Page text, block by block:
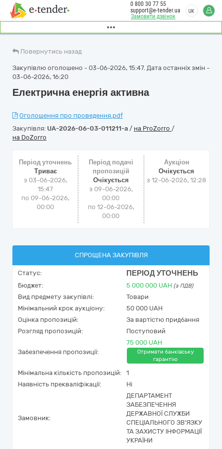
Замовити дзвінок
0 800 30 77 55
support@e-tender.ua
UK
Повернутись назад
Закупівлю оголошено - 03-06-2026, 15:47. Дата останніх змін -
03-06-2026, 16:20
Електрична енергія активна
Оголошення про проведення.pdf
Закупівля: UA-2026-06-03-011211-a / на ProZorro /
на DoZorro
Період уточнень
Триває
з 03-06-2026,
15:47
по 09-06-2026,
00:00
Період подачі
пропозицій
Очікується
з 09-06-2026,
00:00
по 12-06-2026,
00:00
Аукціон
Очікується
з12-06-2026, 12:28
СПРОЩЕНА ЗАКУПІВЛЯ
Статус: ПЕРІОД УТОЧНЕНЬ
Бюджет: 5 000 000 UAH (з ПДВ)
Вид предмету закупівлі:
Товари
Мінімальний крок аукціону:
50 000 UAH
Оцінка пропозицій:
За вартістю придбання
Розгляд пропозицій:
Поступовий
Забезпечення пропозиції:
75 000 UAH
Отримати банківську
гарантію
Мінімальна кількість пропозицій:
1
Наявність прекваліфікації:
Ні
Замовник:
ДЕПАРТАМЕНТ
ЗАБЕЗПЕЧЕННЯ
ДЕРЖАВНОЇ СЛУЖБИ
СПЕЦІАЛЬНОГО ЗВ'ЯЗКУ
ТА ЗАХИСТУ ІНФОРМАЦІЇ
УКРАЇНИ